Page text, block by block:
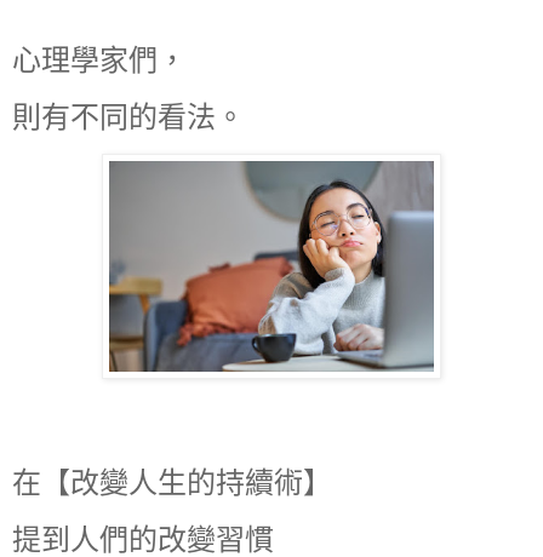
心理學家們，
則有不同的看法。
在【改變人生的持續術】
提到人們的改變習慣